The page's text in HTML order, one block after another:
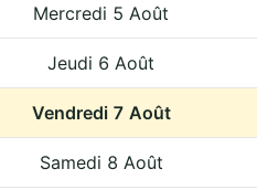
Mercredi 5 Août
Jeudi 6 Août
Vendredi 7 Août
Samedi 8 Août